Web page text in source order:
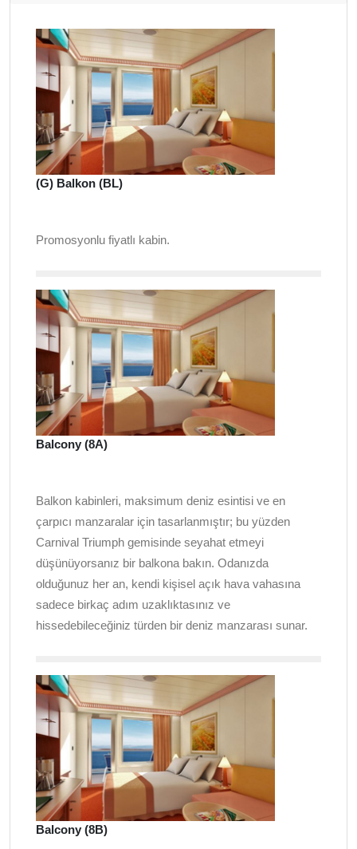
(G) Balkon (BL)
Promosyonlu fiyatlı kabin.
Balcony (8A)
Balkon kabinleri, maksimum deniz esintisi ve en
çarpıcı manzaralar için tasarlanmıştır; bu yüzden
Carnival Triumph gemisinde seyahat etmeyi
düşünüyorsanız bir balkona bakın. Odanızda
olduğunuz her an, kendi kişisel açık hava vahasına
sadece birkaç adım uzaklıktasınız ve
hissedebileceğiniz türden bir deniz manzarası sunar.
Balcony (8B)